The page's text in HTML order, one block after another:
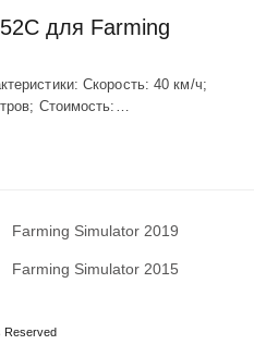
для Farming
Скорость: 40 км/ч;
Стоимость:…
Farming Simulator 2019
Farming Simulator 2015
Reserved